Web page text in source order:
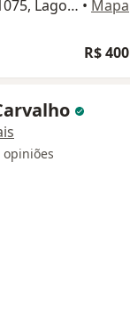
Avenida Prefeito João Daher, 1075, Lagoa Santa • Mapa
R$ 400
opiniões